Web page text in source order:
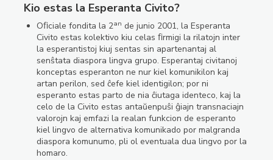
Kio estas la Esperanta Civito?
Oﬁciale fondita la 2an de junio 2001, la Esperanta
Civito estas kolektivo kiu celas ﬁrmigi la rilatojn inter
la esperantistoj kiuj sentas sin apartenantaj al
senŝtata diaspora lingva grupo. Esperantaj civitanoj
konceptas esperanton ne nur kiel komunikilon kaj
artan perilon, sed ĉefe kiel identigilon; por ni
esperanto estas parto de nia ĉiutaga identeco, kaj la
celo de la Civito estas antaŭenpuŝi ĝiajn transnaciajn
valorojn kaj emfazi la realan funkcion de esperanto
kiel lingvo de alternativa komunikado por malgranda
diaspora komunumo, pli ol eventuala dua lingvo por la
homaro.